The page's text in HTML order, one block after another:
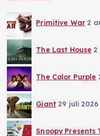
Primitive War 2
The Last House 2
The Color Purple
Giant 29 juli 2026
Snoopy Presents